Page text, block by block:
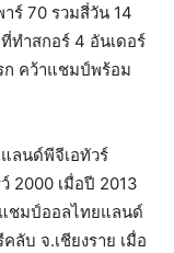
ร์ 70 รวมสี่วัน 14
ทำสกอร์ 4 อันเดอร์
ก คว้าแชมป์พร้อม
ลนด์พีจีเอทัวร์
2000 เมื่อปี 2013
แชมป์ออลไทยแลนด์
บ จ.เชียงราย เมื่อ